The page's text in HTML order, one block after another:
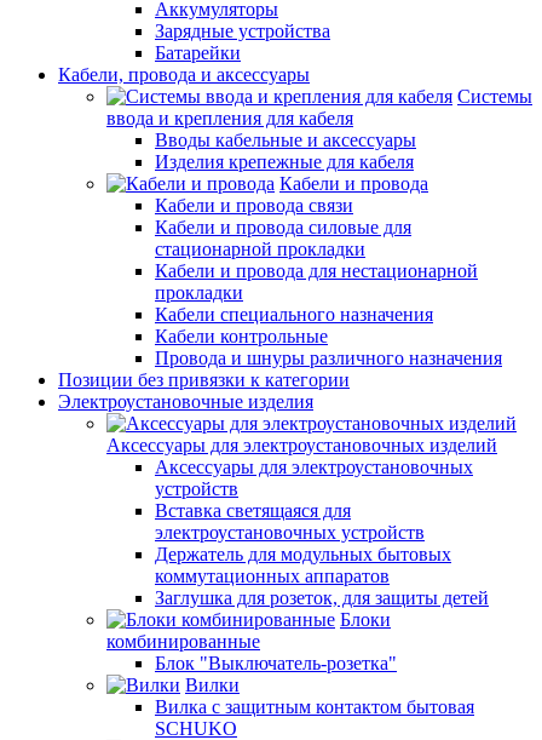
Аккумуляторы
Зарядные устройства
Батарейки
Кабели, провода и аксессуары
Системы
ввода и крепления для кабеля
Вводы кабельные и аксессуары
Изделия крепежные для кабеля
Кабели и провода
Кабели и провода связи
Кабели и провода силовые для
стационарной прокладки
Кабели и провода для нестационарной
прокладки
Кабели специального назначения
Кабели контрольные
Провода и шнуры различного назначения
Позиции без привязки к категории
Электроустановочные изделия
Аксессуары для электроустановочных изделий
Аксессуары для электроустановочных
устройств
Вставка светящаяся для
электроустановочных устройств
Держатель для модульных бытовых
коммутационных аппаратов
Заглушка для розеток, для защиты детей
Блоки
комбинированные
Блок "Выключатель-розетка"
Вилки
Вилка с защитным контактом бытовая
SCHUKO